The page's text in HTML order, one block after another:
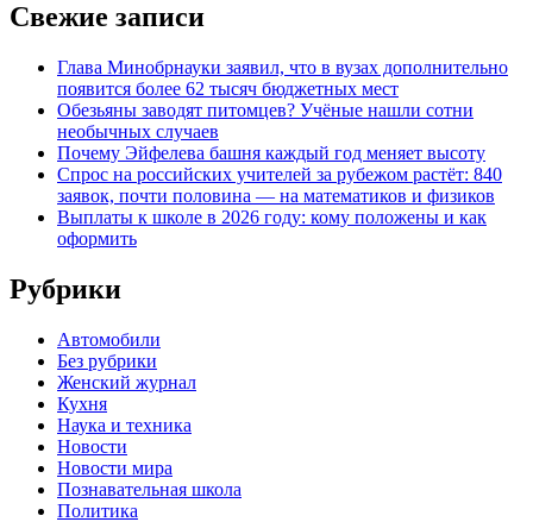
Свежие записи
Глава Минобрнауки заявил, что в вузах дополнительно
появится более 62 тысяч бюджетных мест
Обезьяны заводят питомцев? Учёные нашли сотни
необычных случаев
Почему Эйфелева башня каждый год меняет высоту
Спрос на российских учителей за рубежом растёт: 840
заявок, почти половина — на математиков и физиков
Выплаты к школе в 2026 году: кому положены и как
оформить
Рубрики
Автомобили
Без рубрики
Женский журнал
Кухня
Наука и техника
Новости
Новости мира
Познавательная школа
Политика